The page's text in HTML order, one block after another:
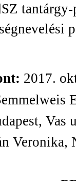
tantárgy-
2017.
Vas
Veronika,